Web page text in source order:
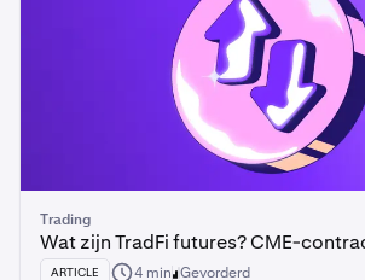
Trading
Wat zijn TradFi futures? CME-
ARTICLE 4 min Gevorderd